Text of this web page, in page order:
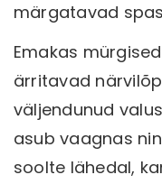
märgatavad
Emakas
ärritavad
väljendunud
asub vaagnas
soolte lähedal,